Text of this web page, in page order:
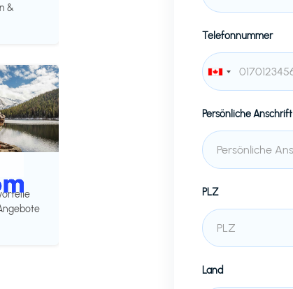
&
Telefonnummer
Persönliche Anschrift
PLZ
Land